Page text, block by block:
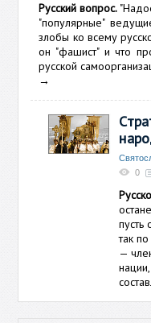
Русский вопрос.
"популярные"
злобы ко всему
он "фашист" и что
русской
→
0
пусть
так
—